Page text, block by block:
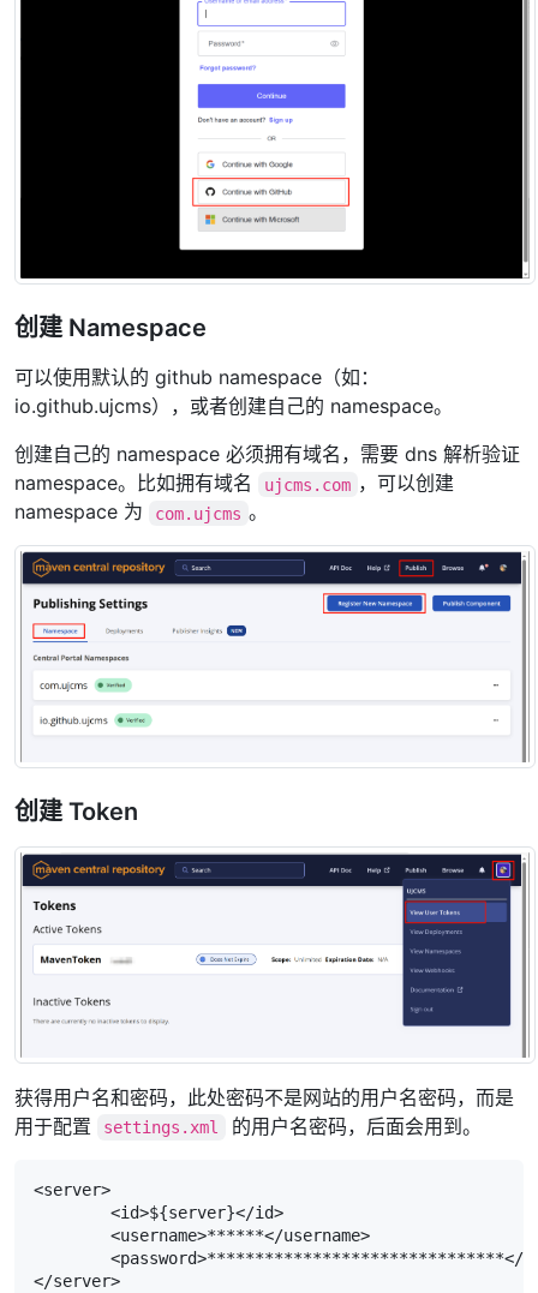
创建 Namespace
可以使用默认的 github namespace（如：
io.github.ujcms），或者创建自己的 namespace。
创建自己的 namespace 必须拥有域名，需要 dns 解析验证
namespace。比如拥有域名
ujcms.com ，可以创建
namespace 为
com.ujcms 。
创建 Token
获得用户名和密码，此处密码不是网站的用户名密码，而是
用于配置
settings.xml 的用户名密码，后面会用到。
<server>
</server>